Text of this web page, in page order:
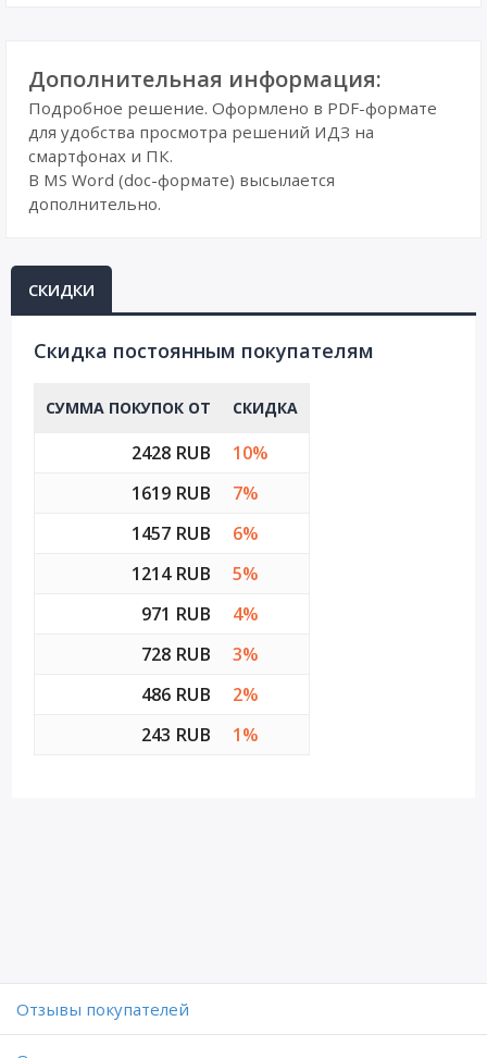
Дополнительная информация:
Подробное решение. Оформлено в PDF-формате
для удобства просмотра решений ИДЗ на
смартфонах и ПК.
В MS Word (doc-формате) высылается
дополнительно.
СКИДКИ
Cкидка постоянным покупателям
СУММА ПОКУПОК ОТ СКИДКА
2428 RUB
10%
1619 RUB
7%
1457 RUB
6%
1214 RUB
5%
971 RUB
4%
728 RUB
3%
486 RUB
2%
243 RUB
1%
Отзывы покупателей